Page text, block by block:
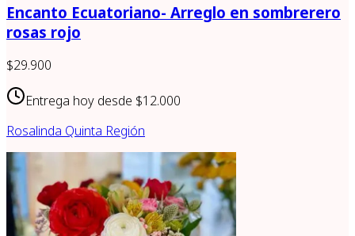
Encanto Ecuatoriano- Arreglo en sombrerero
rosas rojo
$29.900
Entrega hoy desde $12.000
Rosalinda Quinta Región